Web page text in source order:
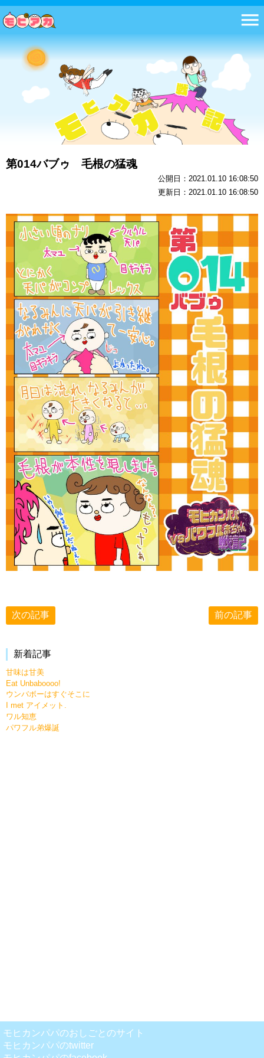
第014バブゥ 毛根の猛魂
公開日：2021.01.10 16:08:50
更新日：2021.01.10 16:08:50
次の記事 前の記事
新着記事
甘味は甘美
Eat Unbaboooo!
ウンバボーはすぐそこに
I met アイメット.
ワル知恵
パワフル弟爆誕
モヒカンパパのおしごとのサイト
モヒカンパパのtwitter